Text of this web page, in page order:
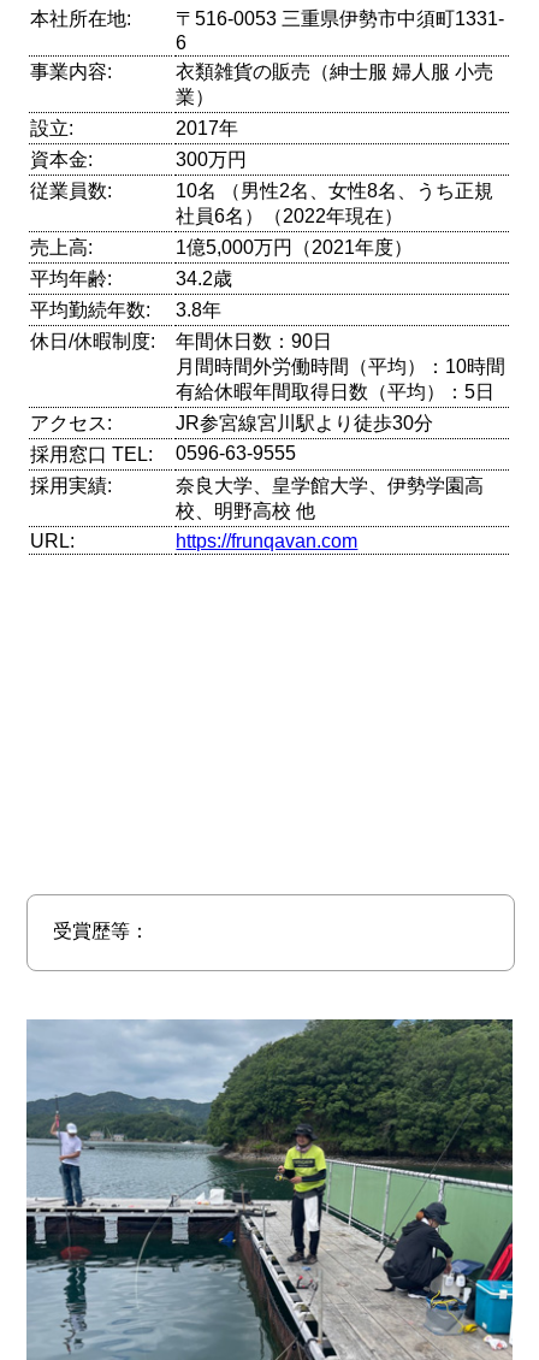
本社所在地:
〒516-0053 三重県伊勢市中須町1331-
6
事業内容:
衣類雑貨の販売（紳士服 婦人服 小売
業）
設立:
2017年
資本金:
300万円
従業員数:
10名 （男性2名、女性8名、うち正規
社員6名）（2022年現在）
売上高:
1億5,000万円（2021年度）
平均年齢:
34.2歳
平均勤続年数:
3.8年
休日/休暇制度:
年間休日数：90日
月間時間外労働時間（平均）：10時間
有給休暇年間取得日数（平均）：5日
アクセス:
JR参宮線宮川駅より徒歩30分
採用窓口 TEL:
0596-63-9555
採用実績:
奈良大学、皇学館大学、伊勢学園高
校、明野高校 他
URL:
https://frunqavan.com
受賞歴等：